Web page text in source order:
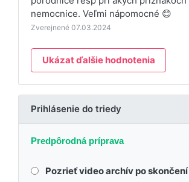
nemocnice. Veľmi nápomocné 😊
Zverejnené 07.03.2024
Ukázat ďalšie hodnotenia
Prihlásenie do triedy
Predpôrodná príprava
Pozrieť video archív po